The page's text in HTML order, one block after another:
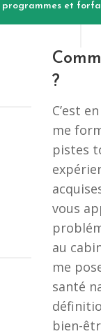
programmes et
?
C’est
me
pistes
vous
au
me
santé
bien-